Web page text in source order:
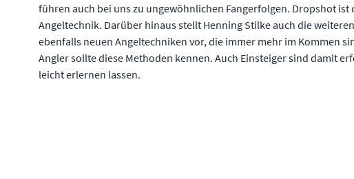
führen auch bei uns zu ungewöhnlichen Fangerfolgen. Dropshot ist
Angeltechnik. Darüber hinaus stellt Henning Stilke auch die
ebenfalls neuen Angeltechniken vor, die immer mehr im Kommen
Angler sollte diese Methoden kennen. Auch Einsteiger sind damit
leicht erlernen lassen.